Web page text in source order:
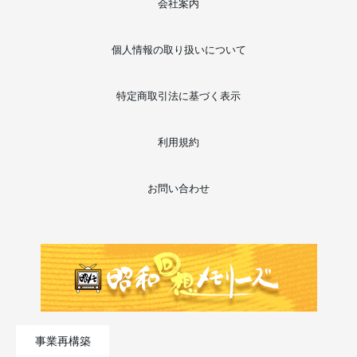
会社案内
個人情報の取り扱いについて
特定商取引法に基づく表示
利用規約
お問い合わせ
事業再構築